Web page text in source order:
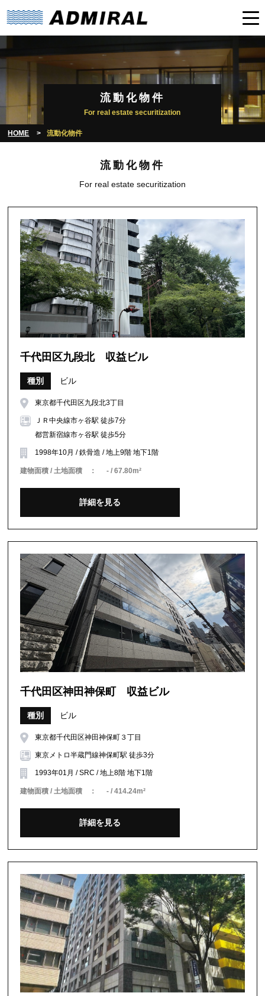
流動化物件
For real estate securitization
HOME 流動化物件
流動化物件
For real estate securitization
千代田区九段北 収益ビル
種別 ビル
東京都千代田区九段北3丁目
ＪＲ中央線市ヶ谷駅 徒歩7分
都営新宿線市ヶ谷駅 徒歩5分
1998年10月 / 鉄骨造 / 地上9階 地下1階
建物面積 / 土地面積 ： - / 67.80m²
詳細を見る
千代田区神田神保町 収益ビル
種別 ビル
東京都千代田区神田神保町３丁目
東京メトロ半蔵門線神保町駅 徒歩3分
1993年01月 / SRC / 地上8階 地下1階
建物面積 / 土地面積 ： - / 414.24m²
詳細を見る